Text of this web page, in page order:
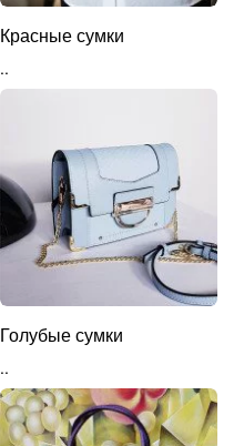
Красные сумки
..
Голубые сумки
..